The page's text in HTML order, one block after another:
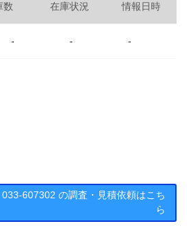
数 在庫状況 情報日時
- - -
607302 の調査・見積依頼はこち
ら